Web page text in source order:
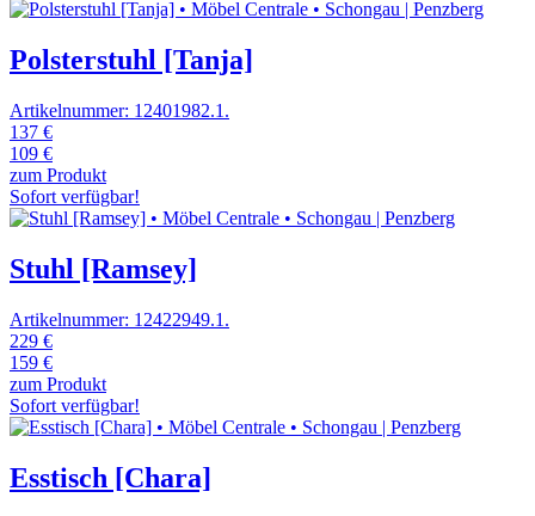
Polsterstuhl [Tanja]
Artikelnummer: 12401982.1.
137 €
109 €
zum Produkt
Sofort verfügbar!
Stuhl [Ramsey]
Artikelnummer: 12422949.1.
229 €
159 €
zum Produkt
Sofort verfügbar!
Esstisch [Chara]